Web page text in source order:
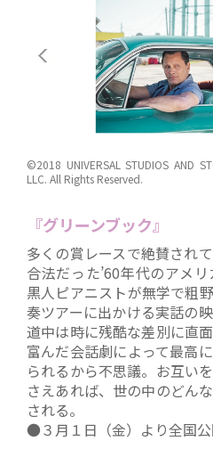
©2018 UNIVERSAL STUDIOS AND
LLC. All Rights Reserved.
『グリーンブック』
多くの賞レースで絶賛され
合法だった’60年代のアメ
黒人ピアニストが無学で粗
奏ツアーに出かける実話の
道中は時に残酷な差別に直
富んだ会話劇によって最高
られるから不思議。お互い
さえあれば、世の中のどん
される。
●３月１日（金）より全国